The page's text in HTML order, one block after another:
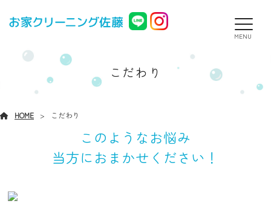
MENU
こだわり
HOME こだわり
このようなお悩み
当方におまかせください！